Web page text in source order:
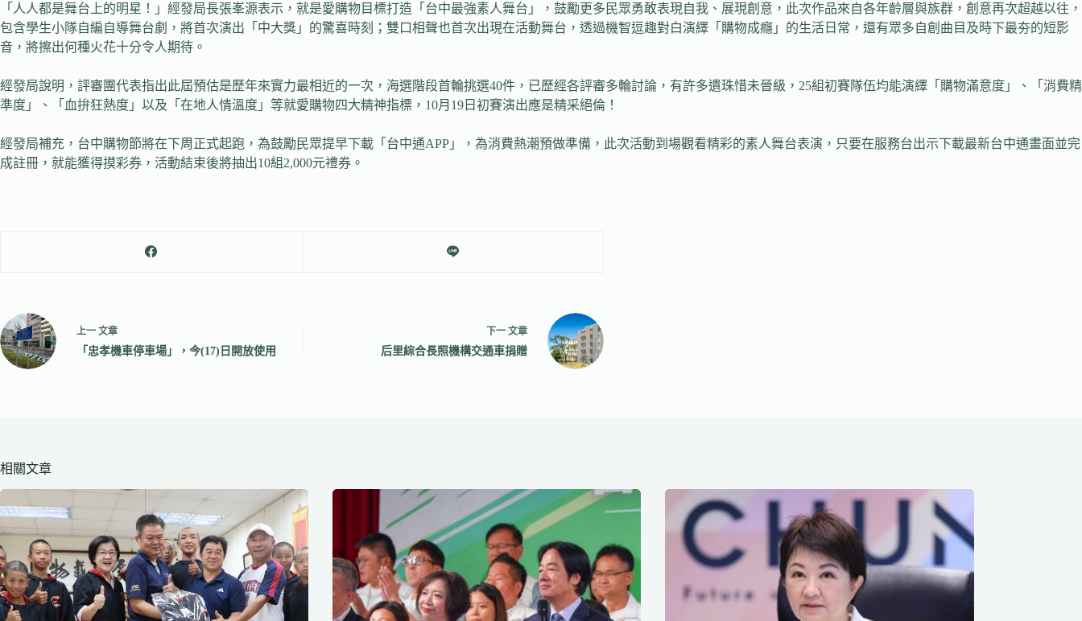
「人人都是舞台上的明星！」經發局長張峯源表示，就是愛購物目標打造「台中最強素人舞台」，鼓勵更多民眾勇敢表現自我、展現創意，此次作品來自各年齡層與族群，創意再次超越以往，
包含學生小隊自編自導舞台劇，將首次演出「中大獎」的驚喜時刻；雙口相聲也首次出現在活動舞台，透過機智逗趣對白演繹「購物成癮」的生活日常，還有眾多自創曲目及時下最夯的短影
音，將擦出何種火花十分令人期待。
經發局說明，評審團代表指出此屆預估是歷年來實力最相近的一次，海選階段首輪挑選40件，已歷經各評審多輪討論，有許多遺珠惜未晉級，25組初賽隊伍均能演繹「購物滿意度」、「消費精
準度」、「血拚狂熱度」以及「在地人情溫度」等就愛購物四大精神指標，10月19日初賽演出應是精采絕倫！
經發局補充，台中購物節將在下周正式起跑，為鼓勵民眾提早下載「台中通APP」，為消費熱潮預做準備，此次活動到場觀看精彩的素人舞台表演，只要在服務台出示下載最新台中通畫面並完
成註冊，就能獲得摸彩券，活動結束後將抽出10組2,000元禮券。
上一 文章
「忠孝機車停車場」，今(17)日開放使用
下一 文章
后里綜合長照機構交通車捐贈
相關文章